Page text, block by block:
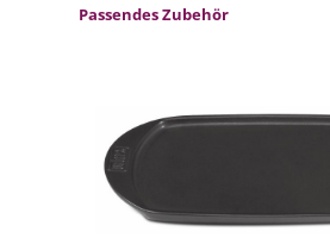
Produktgalerie überspringen
Passendes Zubehör